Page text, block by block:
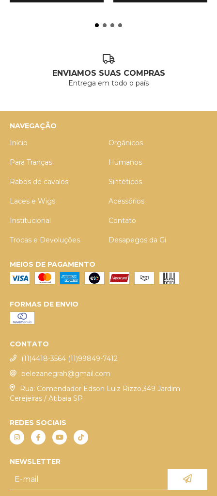
ENVIAMOS SUAS COMPRAS
Entrega em todo o país
NAVEGAÇÃO
Início
Orgânicos
Para Tranças Humanos
Rabos de cavalos Sintéticos
Laces e Wigs Acessórios
Institucional Contato
Trocas e Devoluções Desapegos da Gi
MEIOS DE PAGAMENTO
FORMAS DE ENVIO
CONTATO
(11)4418-3564 (11)99849-7412
belezanegrah@gmail.com
Rua: Comendador Edson Luiz Rizzo,349 Jardim
Cerejeiras / Atibaia SP
REDES SOCIAIS
NEWSLETTER